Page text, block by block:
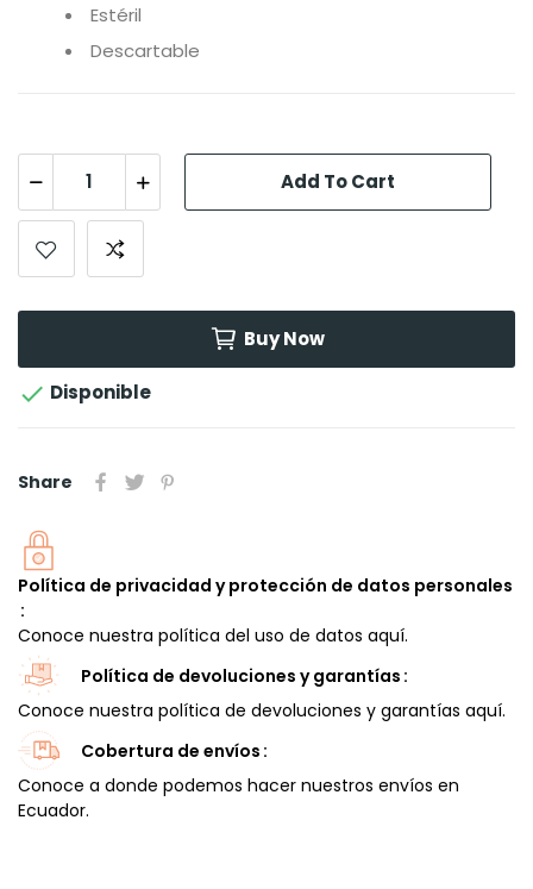
Estéril
Descartable
Add To Cart
Buy Now
 Disponible
Share
Política de privacidad y protección de datos personales
Conoce nuestra política del uso de datos aquí.
Política de devoluciones y garantías
Conoce nuestra política de devoluciones y garantías aquí.
Cobertura de envíos
Conoce a donde podemos hacer nuestros envíos en
Ecuador.